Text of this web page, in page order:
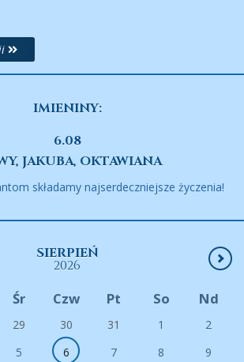
IMIENINY:
6.08
JAKUBA, OKTAWIANA
składamy najserdeczniejsze życzenia!
SIERPIEŃ
2026
Śr Czw Pt So Nd
29 30 31 1
2
5 6 7 8
9